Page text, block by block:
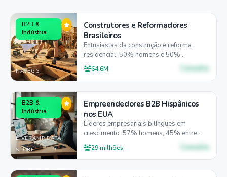
B2B &
Indústria
NAVEGG
Construtores e Reformadores
Brasileiros
Entusiastas da construção e reforma
residencial. 50% homens e 50%
mulheres, 45% entre 18-34 anos, 50%
preferem desktop para pesquisas
64.6M Consulte
B2B &
Indústria
LIVERAMP DATA
STORE
Empreendedores B2B Hispânicos
nos EUA
Líderes empresariais bilíngues em
crescimento. 57% homens, 45% entre
25-44 anos, 50% preferem desktop para
decisões corporativas.
29 milhões Consulte